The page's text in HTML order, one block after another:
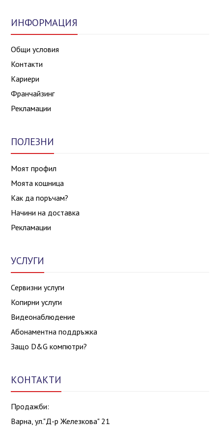
ИНФОРМАЦИЯ
Общи условия
Контакти
Кариери
Франчайзинг
Рекламации
ПОЛЕЗНИ
Моят профил
Моята кошница
Как да поръчам?
Начини на доставка
Рекламации
УСЛУГИ
Сервизни услуги
Копирни услуги
Видеонаблюдение
Абонаментна поддръжка
Защо D&G компютри?
КОНТАКТИ
Продажби:
Варна, ул."Д-р Железкова" 21